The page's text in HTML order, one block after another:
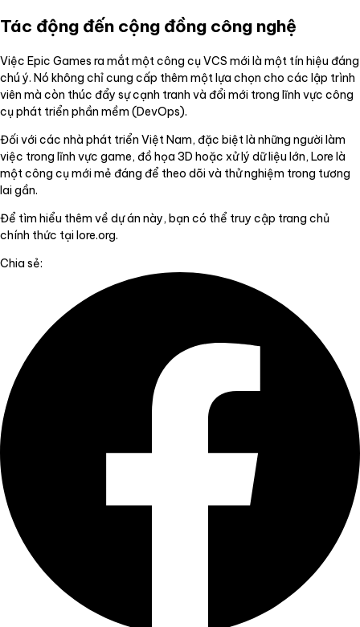
Tác động đến cộng đồng công nghệ
Việc Epic Games ra mắt một công cụ VCS mới là một tín hiệu đáng
chú ý. Nó không chỉ cung cấp thêm một lựa chọn cho các lập trình
viên mà còn thúc đẩy sự cạnh tranh và đổi mới trong lĩnh vực công
cụ phát triển phần mềm (DevOps).
Đối với các nhà phát triển Việt Nam, đặc biệt là những người làm
việc trong lĩnh vực game, đồ họa 3D hoặc xử lý dữ liệu lớn, Lore là
một công cụ mới mẻ đáng để theo dõi và thử nghiệm trong tương
lai gần.
Để tìm hiểu thêm về dự án này, bạn có thể truy cập trang chủ
chính thức tại lore.org.
Chia sẻ: